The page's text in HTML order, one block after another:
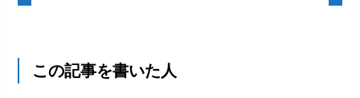
この記事を書いた人